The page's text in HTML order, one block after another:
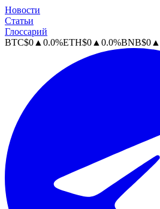
Новости
Статьи
Глоссарий
BTC$0 ▲ 0.0%ETH$0 ▲ 0.0%BNB$0 ▲